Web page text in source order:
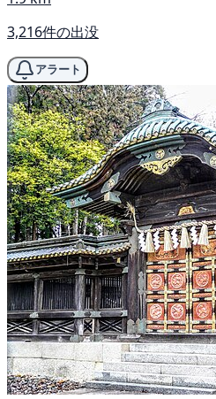
3,216件の出没
アラート